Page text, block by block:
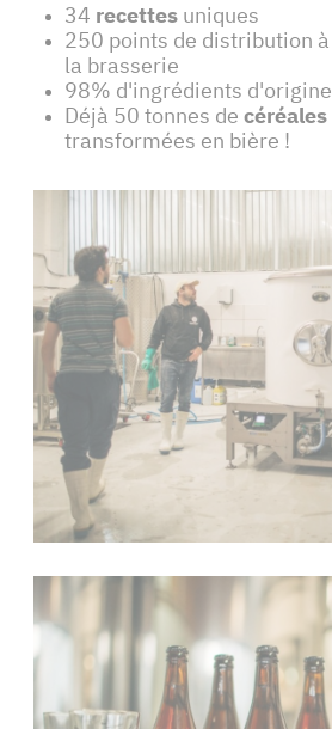
34 recettes uniques
250 points de distribution à
la brasserie
98% d'ingrédients d'origine
Déjà 50 tonnes de céréales
transformées en bière !